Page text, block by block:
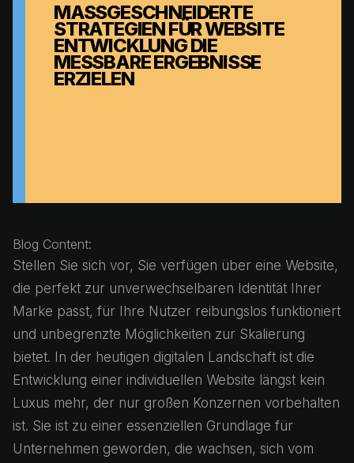
MASSGESCHNEIDERTE S
TRATEGIEN FÜR WEBSITE E
NTWICKLUNG DIE M
ESSBARE ERGEBNISSE E
RZIELEN
Blog Content:
Stellen Sie sich vor, Sie verfügen über eine Website,
die perfekt zur unverwechselbaren Identität Ihrer
Marke passt, für Ihre Nutzer reibungslos funktioniert
und unbegrenzte Möglichkeiten zur Skalierung
bietet. In der heutigen digitalen Landschaft ist die
Entwicklung einer individuellen Website längst kein
Luxus mehr, der nur großen Konzernen vorbehalten
ist. Sie ist zu einer essenziellen Grundlage für
Unternehmen geworden, die wachsen, sich vom